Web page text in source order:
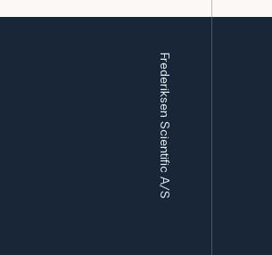
Frederiksen Scientific A/S